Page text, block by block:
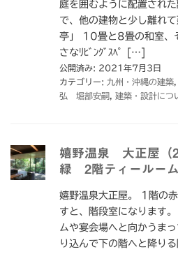
庭を囲むように配置され
で、他の建物と少し離れ
亭」 10畳と8畳の和室、
さなﾘﾋﾞﾝｸﾞｽﾍﾟ […]
公開済み: 2021年7月3日
カテゴリー: 九州・沖縄の建築,
弘 堀部安嗣, 建築・設計につ
嬉野温泉 大正屋（
緑 2階ティールーム
嬉野温泉大正屋。 1階の
すと、階段室になります
ムや宴会場へと向かうま
り込んで下の階へと降り